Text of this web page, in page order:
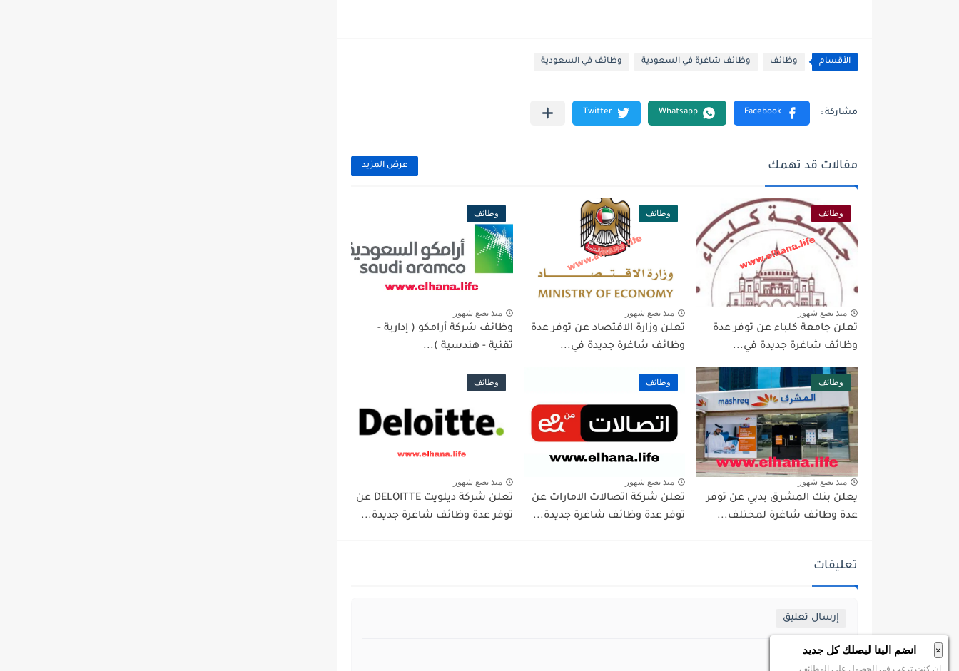
× انضم الينا ليصلك كل جديد
ان كنت ترغب في الحصول علي الوظائف
الأقسام وظائف وظائف شاغرة في السعودية وظائف في السعودية
مقالات قد تهمك عرض المزيد
وظائف
منذ بضع شهور
تعلن جامعة كلباء عن توفر عدة
وظائف شاغرة جديدة في...
وظائف
منذ بضع شهور
تعلن وزارة الاقتصاد عن توفر عدة
وظائف شاغرة جديدة في...
وظائف
منذ بضع شهور
وظائف شركة أرامكو ( إدارية -
تقنية - هندسية )...
وظائف
منذ بضع شهور
يعلن بنك المشرق بدبي عن توفر
عدة وظائف شاغرة لمختلف...
وظائف
منذ بضع شهور
تعلن شركة اتصالات الامارات عن
توفر عدة وظائف شاغرة جديدة...
وظائف
منذ بضع شهور
تعلن شركة ديلويت DELOITTE عن
توفر عدة وظائف شاغرة جديدة...
تعليقات
إرسال تعليق